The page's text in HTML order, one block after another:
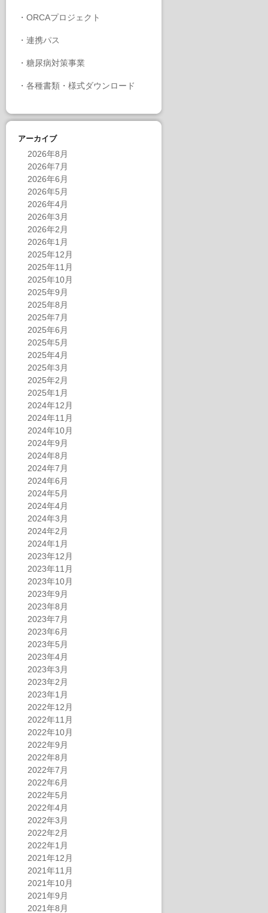
・ ORCAプロジェクト
・ 連携パス
・ 糖尿病対策事業
・ 各種書類・様式ダウンロード
アーカイブ
2026年8月
2026年7月
2026年6月
2026年5月
2026年4月
2026年3月
2026年2月
2026年1月
2025年12月
2025年11月
2025年10月
2025年9月
2025年8月
2025年7月
2025年6月
2025年5月
2025年4月
2025年3月
2025年2月
2025年1月
2024年12月
2024年11月
2024年10月
2024年9月
2024年8月
2024年7月
2024年6月
2024年5月
2024年4月
2024年3月
2024年2月
2024年1月
2023年12月
2023年11月
2023年10月
2023年9月
2023年8月
2023年7月
2023年6月
2023年5月
2023年4月
2023年3月
2023年2月
2023年1月
2022年12月
2022年11月
2022年10月
2022年9月
2022年8月
2022年7月
2022年6月
2022年5月
2022年4月
2022年3月
2022年2月
2022年1月
2021年12月
2021年11月
2021年10月
2021年9月
2021年8月